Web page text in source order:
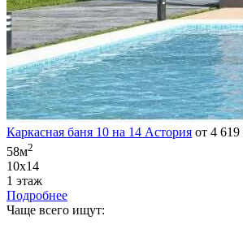
Каркасная баня 10 на 14 Астория от 4
58м2
10х14
1 этаж
Подробнее
Чаще всего ищут: